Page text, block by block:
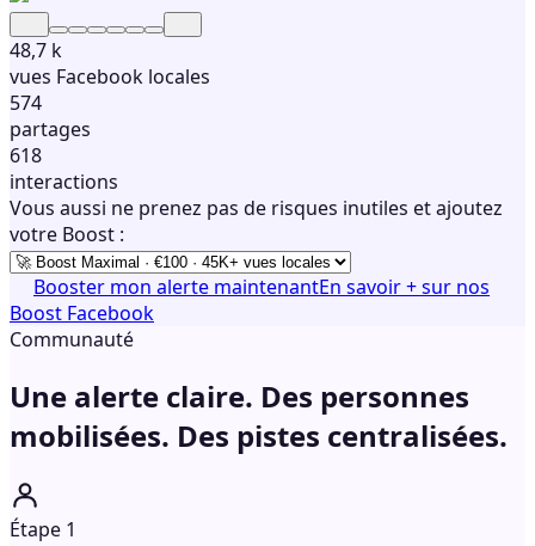
48,7 k
vues Facebook locales
574
partages
618
interactions
Vous aussi ne prenez pas de risques inutiles et ajoutez
votre Boost :
Booster mon alerte maintenantEn savoir + sur nos
Boost Facebook
Communauté
Une alerte claire. Des personnes
mobilisées. Des pistes centralisées.
Étape 1